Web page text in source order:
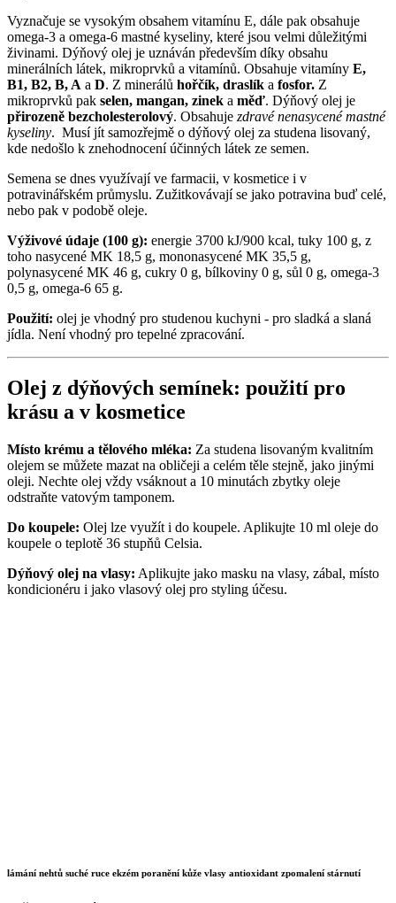
Vyznačuje se vysokým obsahem vitamínu E, dále pak obsahuje
omega-3 a omega-6 mastné kyseliny, které jsou velmi důležitými
živinami. Dýňový olej je uznáván především díky obsahu
minerálních látek, mikroprvků a vitamínů. Obsahuje vitamíny E,
B1, B2, B, A a D. Z minerálů hořčík, draslík a fosfor. Z
mikroprvků pak selen, mangan, zinek a měď. Dýňový olej je
přirozeně bezcholesterolový. Obsahuje zdravé nenasycené mastné
kyseliny. Musí jít samozřejmě o dýňový olej za studena lisovaný,
kde nedošlo k znehodnocení účinných látek ze semen.
Semena se dnes využívají ve farmacii, v kosmetice i v
potravinářském průmyslu. Zužitkovávají se jako potravina buď celé,
nebo pak v podobě oleje.
Výživové údaje (100 g): energie 3700 kJ/900 kcal, tuky 100 g, z
toho nasycené MK 18,5 g, mononasycené MK 35,5 g,
polynasycené MK 46 g, cukry 0 g, bílkoviny 0 g, sůl 0 g, omega-3
0,5 g, omega-6 65 g.
Použití: olej je vhodný pro studenou kuchyni - pro sladká a slaná
jídla. Není vhodný pro tepelné zpracování.
Olej z dýňových semínek: použití pro
krásu a v kosmetice
Místo krému a tělového mléka: Za studena lisovaným kvalitním
olejem se můžete mazat na obličeji a celém těle stejně, jako jinými
oleji. Nechte olej vždy vsáknout a 10 minutách zbytky oleje
odstraňte vatovým tamponem.
Do koupele: Olej lze využít i do koupele. Aplikujte 10 ml oleje do
koupele o teplotě 36 stupňů Celsia.
Dýňový olej na vlasy: Aplikujte jako masku na vlasy, zábal, místo
kondicionéru i jako vlasový olej pro styling účesu.
lámání nehtů suché ruce ekzém poranění kůže vlasy antioxidant zpomalení stárnutí